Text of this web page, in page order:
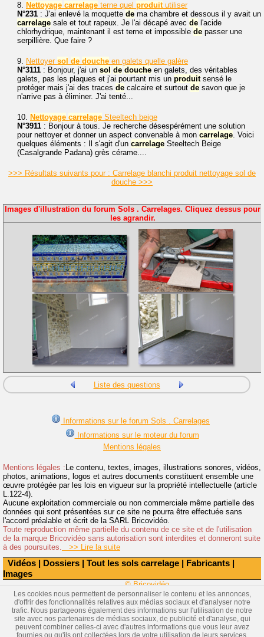
Vidéos | Dossiers | Tout les sols carrelage | Fabricants |
Images
8. Nettoyage carrelage terne quel produitutiliser
N°231 : J'ai enlevé la moquette de ma chambre et dessous il y avait un
carrelage sale et tout rapeux. Je l'ai décapé avec de l'acide
chlorhydrique, maintenant il est terne et impossible de passer une
serpillière. Que faire ?
9. Nettoyer sol de douche en galets quelle galère
N°3111 : Bonjour, j'ai un sol de douche en galets, des véritables
galets, pas les plaques et j'ai pourtant mis un produitsensé le
protéger mais j'ai des traces de calcaire et surtout de savon que je
n'arrive pas à éliminer. J'ai tenté...
10. Nettoyage carrelage Steeltech beige
N°3911 : Bonjour à tous. Je recherche désespérément une solution
pour nettoyer et donner un aspect convenable à mon carrelage. Voici
quelques éléments : Il s'agit d'un carrelage Steeltech Beige
(Casalgrande Padana) grès cérame....
>>> Résultats suivants pour : Carrelage blanchi produit nettoyage sol de
douche >>>
Images d'illustration du forum Sols . Carrelages. Cliquez dessus pour
les agrandir.
Liste des questions
Informations sur le forum Sols . Carrelages
Informations sur le moteur du forum
Mentions légales
Mentions légales : Le contenu, textes, images, illustrations sonores, vidéos,
photos, animations, logos et autres documents constituent ensemble une
œuvre protégée par les lois en vigueur sur la propriété intellectuelle (article
L.122-4).
Aucune exploitation commerciale ou non commerciale même partielle des
données qui sont présentées sur ce site ne pourra être effectuée sans
l'accord préalable et écrit de la SARL Bricovidéo.
Toute reproduction même partielle du contenu de ce site et de l'utilisation
de la marque Bricovidéo sans autorisation sont interdites et donneront suite
à des poursuites.
>> Lire la suite
© Bricovidéo
Les cookies nous permettent de personnaliser le contenu et les annonces,
d'offrir des fonctionnalités relatives aux médias sociaux et d'analyser notre
trafic. Nous partageons également des informations sur l'utilisation de notre
site avec nos partenaires de médias sociaux, de publicité et d'analyse, qui
peuvent combiner celles-ci avec d'autres informations que vous leur avez
fournies ou qu'ils ont collectées lors de votre utilisation de leurs services.